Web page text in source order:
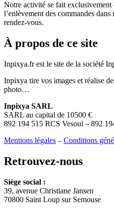
Notre activité se fait
l’enlèvement des commandes
rendez-vous.
À propos de ce site
Inpixya.fr est le site de la société
Inpixya tire vos images et réalise
photo…
Inpixya SARL
SARL au capital de 10500 €
892 194 515 RCS Vesoul – 892
Mentions légales – Conditions
Retrouvez-nous
Siège social :
39, avenue Christiane Jansen
70800 Saint Loup sur Semouse